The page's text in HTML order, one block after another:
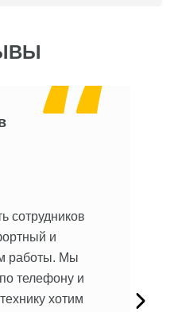
сотрудников
и
работы. Мы
телефону и
хотим